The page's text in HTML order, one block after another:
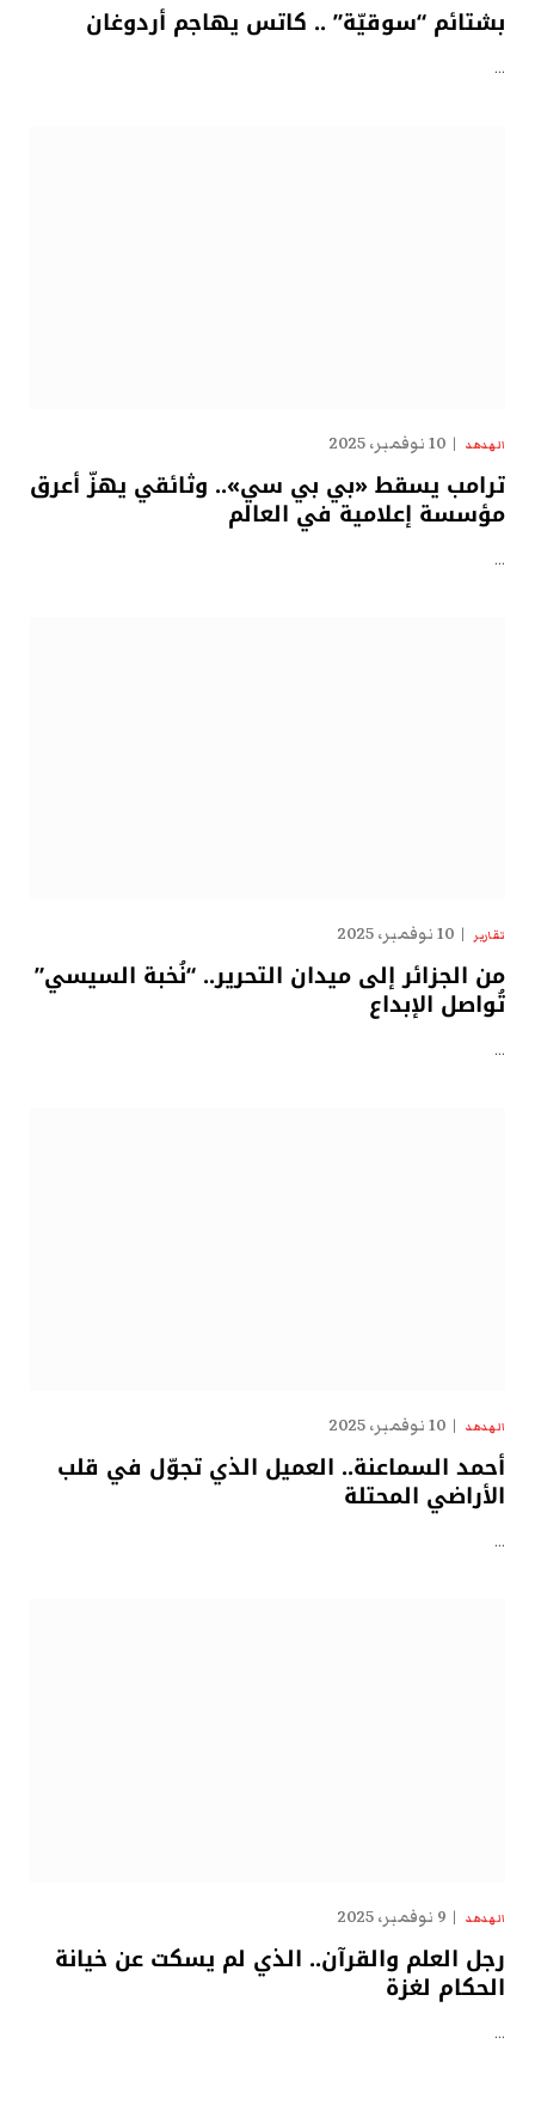
بشتائم “سوقيّة” .. كاتس يهاجم أردوغان
…
الهدهد 10 نوفمبر، 2025
ترامب يسقط «بي بي سي».. وثائقي يهزّ أعرق
مؤسسة إعلامية في العالم
…
تقارير 10 نوفمبر، 2025
من الجزائر إلى ميدان التحرير.. “نُخبة السيسي”
تُواصل الإبداع
…
الهدهد 10 نوفمبر، 2025
أحمد السماعنة.. العميل الذي تجوّل في قلب
الأراضي المحتلة
…
الهدهد 9 نوفمبر، 2025
رجل العلم والقرآن.. الذي لم يسكت عن خيانة
الحكام لغزة
…